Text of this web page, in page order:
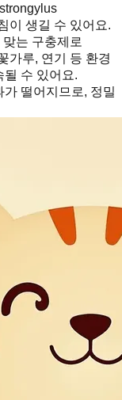
이 생길 수 있어요.
는 구충제로
가루, 연기 등 환경
될 수 있어요.
떨어지므로, 정밀